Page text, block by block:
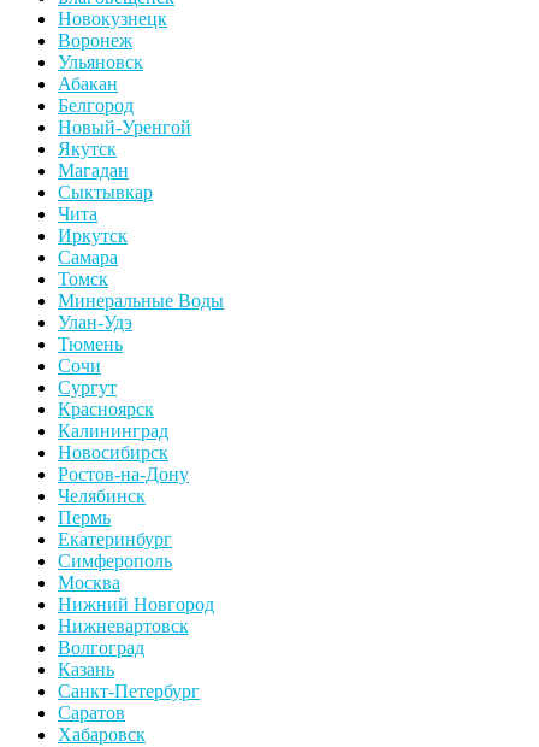
Новокузнецк
Воронеж
Ульяновск
Абакан
Белгород
Новый-Уренгой
Якутск
Магадан
Сыктывкар
Чита
Иркутск
Самара
Томск
Минеральные Воды
Улан-Удэ
Тюмень
Сочи
Сургут
Красноярск
Калининград
Новосибирск
Ростов-на-Дону
Челябинск
Пермь
Екатеринбург
Симферополь
Москва
Нижний Новгород
Нижневартовск
Волгоград
Казань
Санкт-Петербург
Саратов
Хабаровск